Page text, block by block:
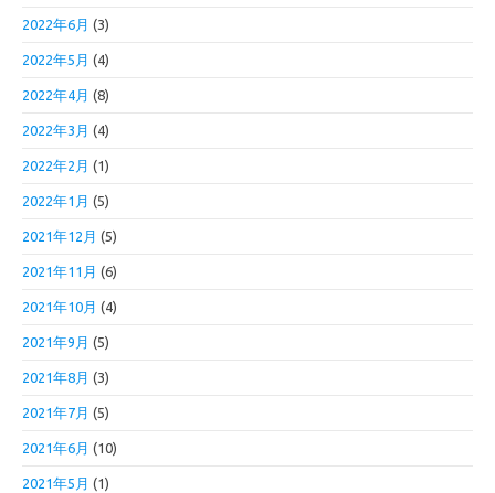
2022年6月 (3)
2022年5月 (4)
2022年4月 (8)
2022年3月 (4)
2022年2月 (1)
2022年1月 (5)
2021年12月 (5)
2021年11月 (6)
2021年10月 (4)
2021年9月 (5)
2021年8月 (3)
2021年7月 (5)
2021年6月 (10)
2021年5月 (1)